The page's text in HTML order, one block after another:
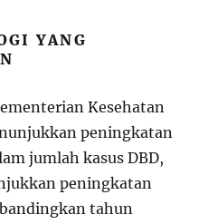
YANG
Kesehatan
peningkatan
jumlah kasus DBD,
peningkatan
tahun